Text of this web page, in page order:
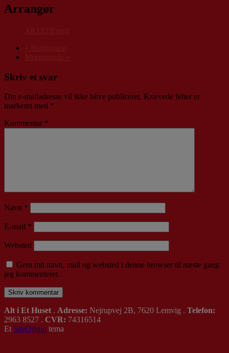
Arrangør
Skriv et svar
Din e-mailadresse vil ikke blive publiceret. Krævede felter er
markeret med *
Kommentar *
Navn *
E-mail *
Websted
Gem mit navn, mail og websted i denne browser til næste gang
jeg kommenterer.
Alt i Et Huset . Adresse: Nejrupvej 2B, 7620 Lemvig . Telefon:
2963 8527 . CVR: 74316514
Et SiteOrigin tema